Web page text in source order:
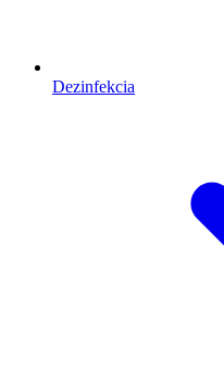
Dezinfekcia